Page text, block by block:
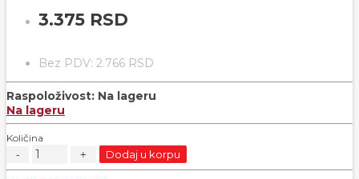
3.375 RSD
Bez PDV: 2.766 RSD
Raspoloživost: Na lageru
Na lageru
Količina
Dodaj u korpu